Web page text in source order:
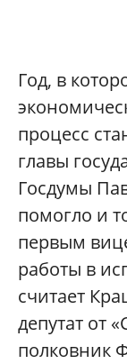
Год, в
процесс
главы
Госдумы
помогло и
первым
работы в
считает
депутат от
полковник